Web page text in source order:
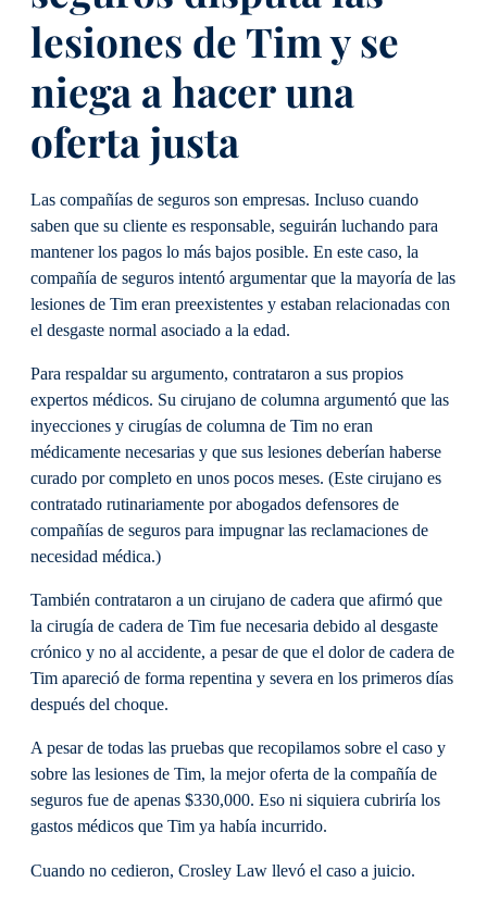
lesiones de Tim y se
niega a hacer una
oferta justa
Las compañías de seguros son empresas. Incluso cuando
saben que su cliente es responsable, seguirán luchando para
mantener los pagos lo más bajos posible. En este caso, la
compañía de seguros intentó argumentar que la mayoría de las
lesiones de Tim eran preexistentes y estaban relacionadas con
el desgaste normal asociado a la edad.
Para respaldar su argumento, contrataron a sus propios
expertos médicos. Su cirujano de columna argumentó que las
inyecciones y cirugías de columna de Tim no eran
médicamente necesarias y que sus lesiones deberían haberse
curado por completo en unos pocos meses. (Este cirujano es
contratado rutinariamente por abogados defensores de
compañías de seguros para impugnar las reclamaciones de
necesidad médica.)
También contrataron a un cirujano de cadera que afirmó que
la cirugía de cadera de Tim fue necesaria debido al desgaste
crónico y no al accidente, a pesar de que el dolor de cadera de
Tim apareció de forma repentina y severa en los primeros días
después del choque.
A pesar de todas las pruebas que recopilamos sobre el caso y
sobre las lesiones de Tim, la mejor oferta de la compañía de
seguros fue de apenas $330,000. Eso ni siquiera cubriría los
gastos médicos que Tim ya había incurrido.
Cuando no cedieron, Crosley Law llevó el caso a juicio.